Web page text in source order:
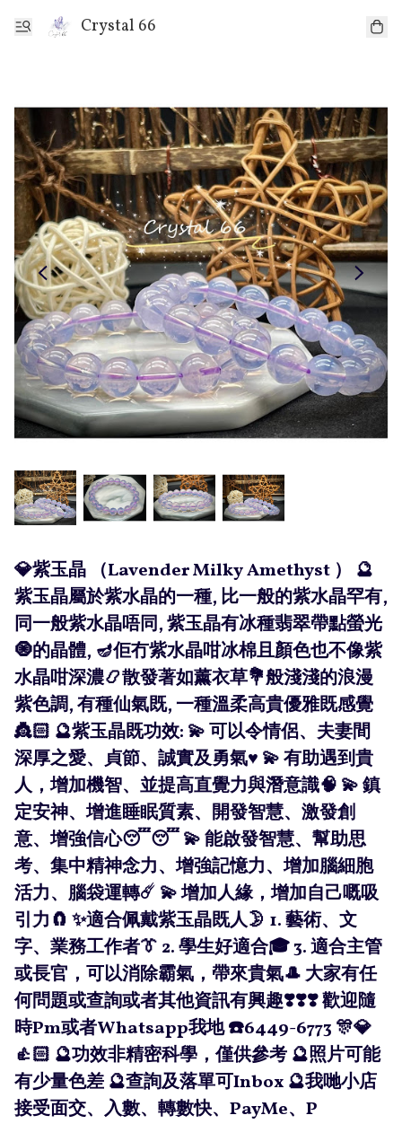
Crystal 66
💎紫玉晶 （Lavender Milky Amethyst ） 🔮
紫玉晶屬於紫水晶的一種, 比一般的紫水晶罕有,
同一般紫水晶唔同, 紫玉晶有冰種翡翠帶點螢光
🧿的晶體, 🪔佢冇紫水晶咁冰棉且顏色也不像紫
水晶咁深濃📿散發著如薰衣草💐般淺淺的浪漫
紫色調, 有種仙氣既, 一種溫柔高貴優雅既感覺
👸🏻 🔮紫玉晶既功效: 💫 可以令情侶、夫妻間
深厚之愛、貞節、誠實及勇氣♥️ 💫 有助遇到貴
人，增加機智、並提高直覺力與潛意識🧠 💫 鎮
定安神、增進睡眠質素、開發智慧、激發創
意、增強信心😴😴 💫 能啟發智慧、幫助思
考、集中精神念力、增強記憶力、增加腦細胞
活力、腦袋運轉☄️ 💫 增加人緣，增加自己嘅吸
引力🧲 ✨適合佩戴紫玉晶既人🌛 1. 藝術、文
字、業務工作者👔 2. 學生好適合🎓 3. 適合主管
或長官，可以消除霸氣，帶來貴氣🎩 大家有任
何問題或查詢或者其他資訊有興趣❣️❣️❣️ 歡迎隨
時Pm或者Whatsapp我地 ☎️6449-6773 🎊💎
👍🏻 🔮功效非精密科學，僅供參考 🔮照片可能
有少量色差 🔮查詢及落單可Inbox 🔮我哋小店
接受面交、入數、轉數快、PayMe、P